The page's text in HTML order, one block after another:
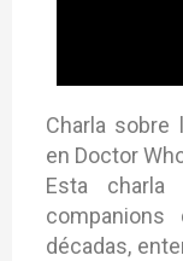
Charla sobre
en Doctor
Esta
décadas,